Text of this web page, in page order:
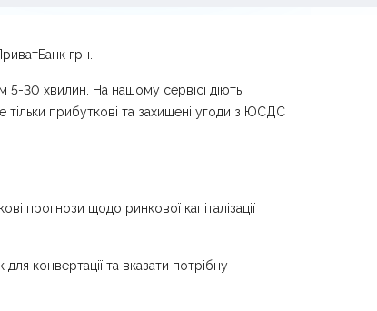
грн.
5-30 хвилин. На нашому сервісі діють
тільки прибуткові та захищені угоди з ЮСДС
прогнози щодо ринкової капіталізації
конвертації та вказати потрібну